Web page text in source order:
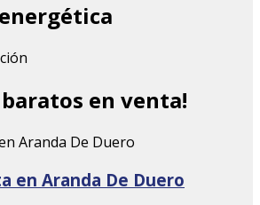
en venta!
en Aranda De Duero